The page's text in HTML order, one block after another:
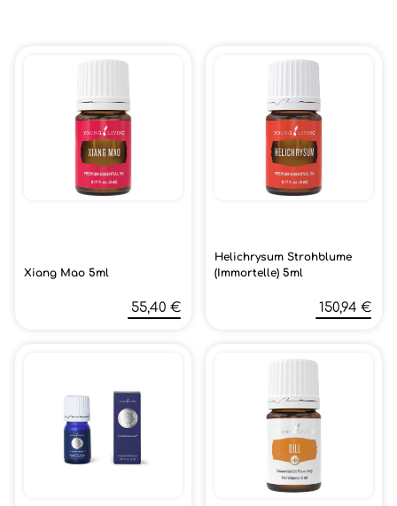
Xiang Mao 5ml
55,40 €
Helichrysum Strohblume
(Immortelle) 5ml
150,94 €